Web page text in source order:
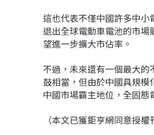
這也代表不僅中國許多中
退出全球電動車電池的市
望進一步擴大市佔率。
不過，未來還有一個最大
鼓相當，但由於中國具規
中國市場霸主地位，全固態
（本文已獲鉅亨網同意授權